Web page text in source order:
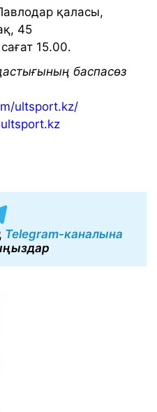
қаласы,
45
15.00.
баспасөз
ultsport.kz/
Telegram-каналына